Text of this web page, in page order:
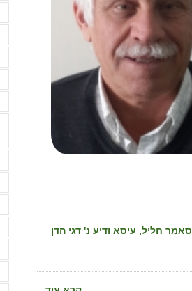
סע"ש 33820-09-18, סע"ש 37525-04-19, סע"ש 661-03-19, סע"ש 33825-09-18 סאמר חליל, עיסא ודיע נ' דגי הדן